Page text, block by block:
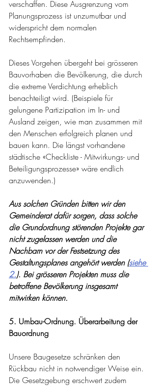
verschaffen. Diese Ausgrenzung vom
Planungsprozess ist unzumutbar und
widerspricht dem normalen
Rechtsempfinden.
Dieses Vorgehen übergeht bei grösseren
Bauvorhaben die Bevölkerung, die durch
die extreme Verdichtung erheblich
benachteiligt wird. (Beispiele für
gelungene Partizipation im In- und
Ausland zeigen, wie man zusammen mit
den Menschen erfolgreich planen und
bauen kann. Die längst vorhandene
städtische «Checkliste - Mitwirkungs- und
Beteiligungsprozesse» wäre endlich
anzuwenden.)
Aus solchen Gründen bitten wir den
Gemeinderat dafür sorgen, dass solche
die Grundordnung störenden Projekte gar
nicht zugelassen werden und die
Nachbarn vor der Festsetzung des
Gestaltungsplanes angehört werden (siehe
2.). Bei grösseren Projekten muss die
betroffene Bevölkerung insgesamt
mitwirken können.
5. Umbau-Ordnung. Überarbeitung der
Bauordnung
Unsere Baugesetze schränken den
Rückbau nicht in notwendiger Weise ein.
Die Gesetzgebung erschwert zudem